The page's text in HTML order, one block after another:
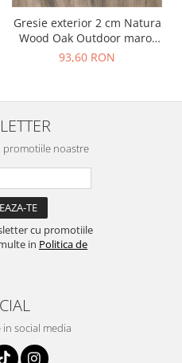
Gresie exterior 2 cm Natura
Wood Oak Outdoor maro,
0.73mp/cut
93,60 RON
promotiile noastre
cu promotiile
in Politica de
social media